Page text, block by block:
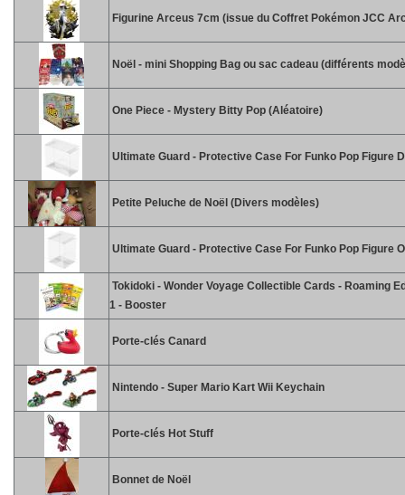
Figurine Arceus 7cm (issue du Coffret Pokémon JCC
Noël - mini Shopping Bag ou sac cadeau (différents
One Piece - Mystery Bitty Pop (Aléatoire)
Ultimate Guard - Protective Case For Funko Pop Figure
Petite Peluche de Noël (Divers modèles)
Ultimate Guard - Protective Case For Funko Pop Figure
Tokidoki - Wonder Voyage Collectible Cards - Roaming
1 - Booster
Porte-clés Canard
Nintendo - Super Mario Kart Wii Keychain
Porte-clés Hot Stuff
Bonnet de Noël